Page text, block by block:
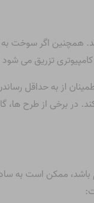
همچنین اگر سوخت
تزریق می شود
از به حداقل
برخی از طرح ها،
باشد، ممکن است به